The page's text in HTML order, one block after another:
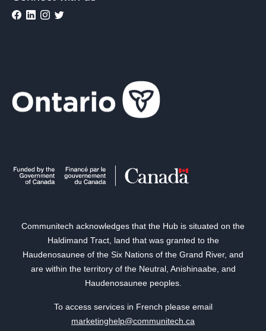
Communitech acknowledges that the Hub is situated on the
Haldimand Tract, land that was granted to the
Haudenosaunee of the Six Nations of the Grand River, and
are within the territory of the Neutral, Anishinaabe, and
Haudenosaunee peoples.
To access services in French please email
marketinghelp@communitech.ca